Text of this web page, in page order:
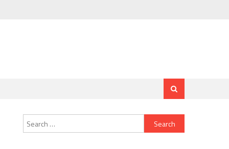
Search
for: